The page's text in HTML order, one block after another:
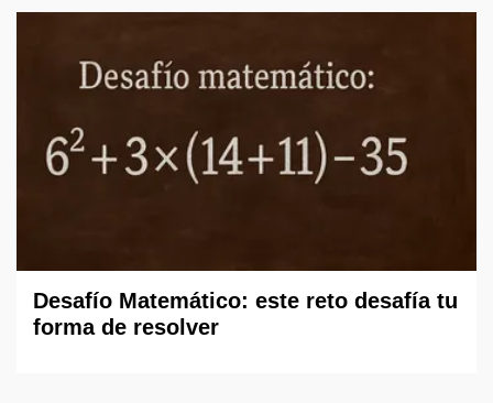
Desafío Matemático: este reto desafía tu
forma de resolver